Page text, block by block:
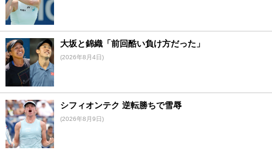
大坂と錦織「前回酷い負け方だった」
(2026年8月4日)
シフィオンテク 逆転勝ちで雪辱
(2026年8月9日)